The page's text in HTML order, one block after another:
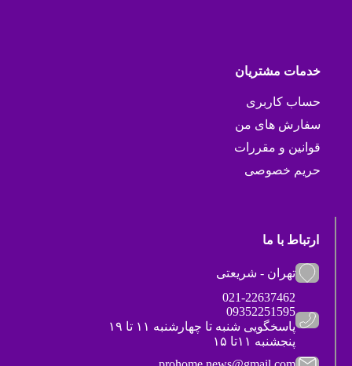
خدمات مشتریان
حساب کاربری
سفارش های من
قوانین و مقررات
حریم خصوصی
ارتباط با ما
تهران - شریعتی
021-22637462
09352251595
پاسخگویی شنبه تا چهارشنبه ۱۱ تا ۱۹
پنجشنبه ۱۱تا ۱۵